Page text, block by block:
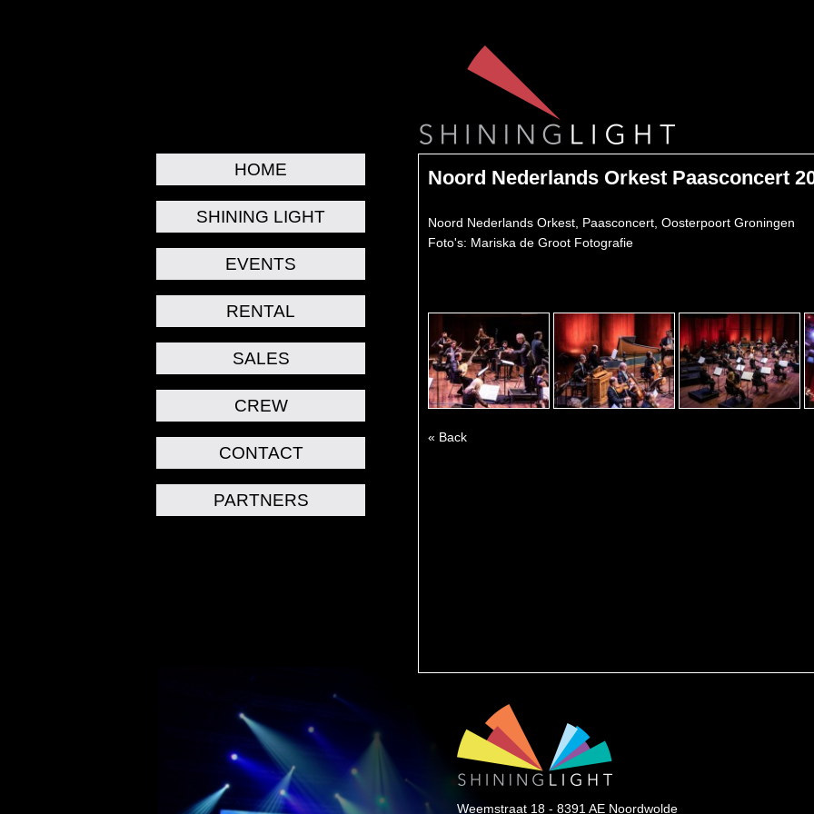
HOME
SHINING LIGHT
EVENTS
RENTAL
SALES
CREW
CONTACT
PARTNERS
Noord Nederlands Orkest Paasconcert
Noord Nederlands Orkest, Paasconcert, Oosterpoort Groningen
Foto's: Mariska de Groot Fotografie
« Back
Weemstraat 18 - 8391 AE Noordwolde